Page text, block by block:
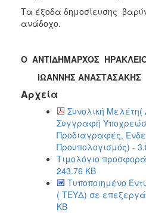
Τα έξοδα δημοσίευσης
ανάδοχο.
Ο ΑΝΤΙΔΗΜΑΡΧΟΣ
ΙΩΑΝΝΗΣ ΑΝΑΣΤΑΣΑΚΗΣ
Αρχεία
Συνολική Μελέτη(
Συγγραφή
Προδιαγραφές,
Προυπολογισμός) -
Τιμολόγιο
243.76 KB
Τυποποιημένο
( ΤΕΥΔ) σε
KB